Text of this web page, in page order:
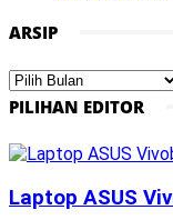
ARSIP
Arsip
PILIHAN EDITOR
Laptop ASUS